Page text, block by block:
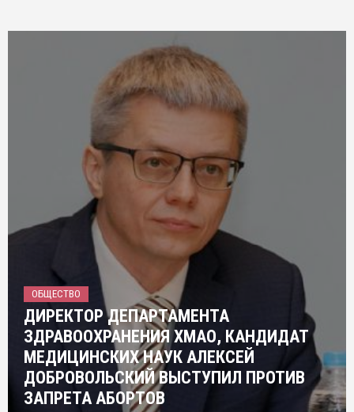
ОБЩЕСТВО
ДИРЕКТОР ДЕПАРТАМЕНТА
ЗДРАВООХРАНЕНИЯ ХМАО, КАНДИДАТ
МЕДИЦИНСКИХ НАУК АЛЕКСЕЙ
ДОБРОВОЛЬСКИЙ ВЫСТУПИЛ ПРОТИВ
ЗАПРЕТА АБОРТОВ